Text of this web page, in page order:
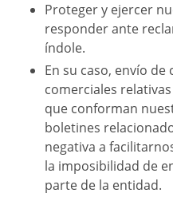
Proteger y ejercer
responder ante
índole.
En su caso, envío
comerciales
que conforman
boletines
negativa a
la imposibilidad de
parte de la entidad.